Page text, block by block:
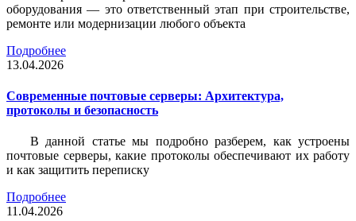
оборудования — это ответственный этап при строительстве,
ремонте или модернизации любого объекта
Подробнее
13.04.2026
Современные почтовые серверы: Архитектура,
протоколы и безопасность
В данной статье мы подробно разберем, как устроены
почтовые серверы, какие протоколы обеспечивают их работу
и как защитить переписку
Подробнее
11.04.2026